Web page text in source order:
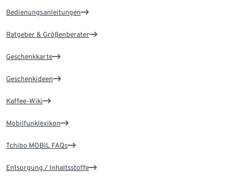
Bedienungsanleitungen
Ratgeber & Größenberater
Geschenkkarte
Geschenkideen
Kaffee-Wiki
Mobilfunklexikon
Tchibo MOBIL FAQs
Entsorgung / Inhaltsstoffe